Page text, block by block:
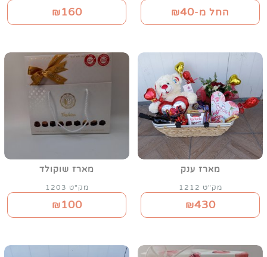
החל מ-₪40
₪160
מארז ענק
מק"ט 1212
₪430
מארז שוקולד
מק"ט 1203
₪100